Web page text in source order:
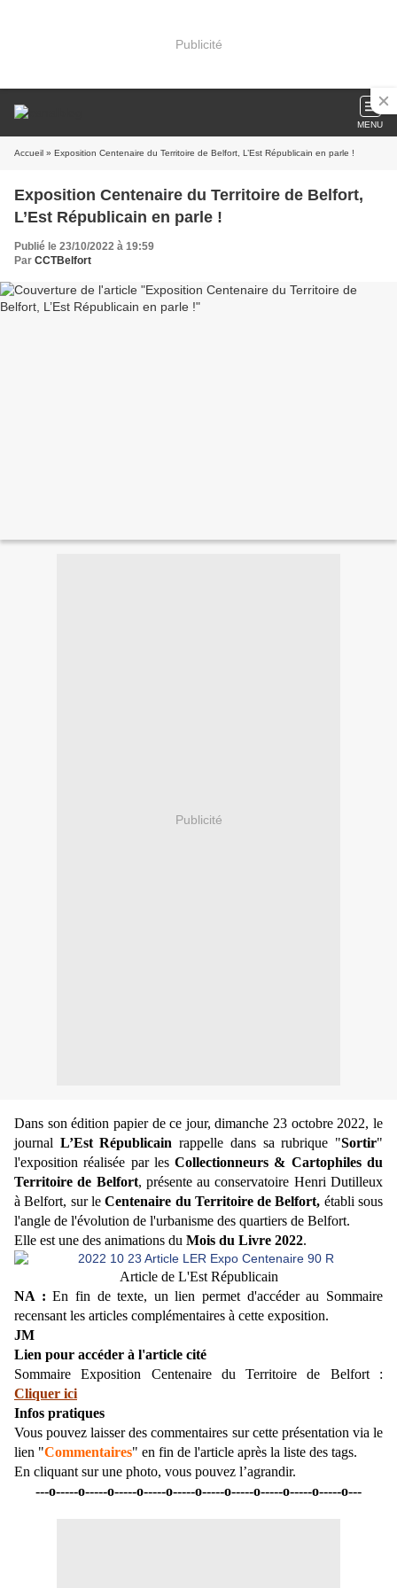
Publicité
MENU
Accueil » Exposition Centenaire du Territoire de Belfort, L’Est Républicain en parle !
Exposition Centenaire du Territoire de Belfort,
L’Est Républicain en parle !
Publié le 23/10/2022 à 19:59
Par CCTBelfort
Publicité
Dans son édition papier de ce jour, dimanche 23 octobre 2022, le
journal L’Est Républicain rappelle dans sa rubrique "Sortir"
l'exposition réalisée par lesCollectionneurs & Cartophiles du
Territoire de Belfort, présente au conservatoire Henri Dutilleux
à Belfort, sur leCentenaire du Territoire de Belfort, établi sous
l'angle de l'évolution de l'urbanisme des quartiers de Belfort.
Elle est une des animations du Mois du Livre 2022.
Article de L'Est Républicain
NA : En fin de texte, un lien permet d'accéder au Sommaire
recensant les articles complémentaires à cette exposition.
JM
Lien pour accéder à l'article cité
Sommaire Exposition Centenaire du Territoire de Belfort :
Cliquer ici
Infos pratiques
Vous pouvez laisser des commentaires sur cette présentation via le
lien "Commentaires" en fin de l'article après la liste des tags.
En cliquant sur une photo, vous pouvez l’agrandir.
---o-----o-----o-----o-----o-----o-----o-----o-----o-----o-----o---